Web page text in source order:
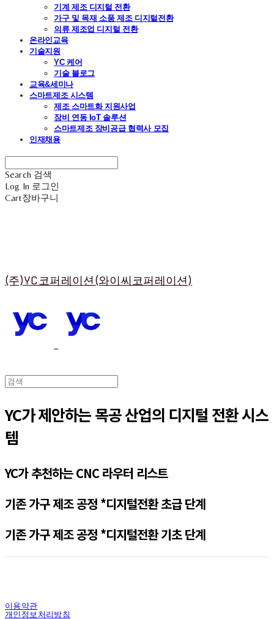
기계 제조 디지털 전환
가구 및 목재 소품 제조 디지털전환
의류 제조업 디지털 전환
온라인교육
기술지원
YC 케어
기술 블로그
교육&세미나
스마트제조 시스템
제조 스마트화 지원사업
장비 연동 IoT 솔루션
스마트제조 장비공급 협력사 모집
인재채용
Search 검색
Log In 로그인
Cart장바구니
(주)YC코퍼레이션(와이씨코퍼레이션)
YC가 제안하는 목공 산업의 디지털 전환 시스
템
YC가 추천하는 CNC 라우터 리스트
기존 가구 제조 공정 *디지털전환 초급 단계
기존 가구 제조 공정 *디지털전환 기초 단계
이용약관
개인정보처리방침